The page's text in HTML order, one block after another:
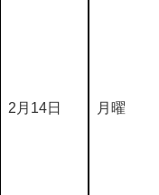
2月14日 月曜